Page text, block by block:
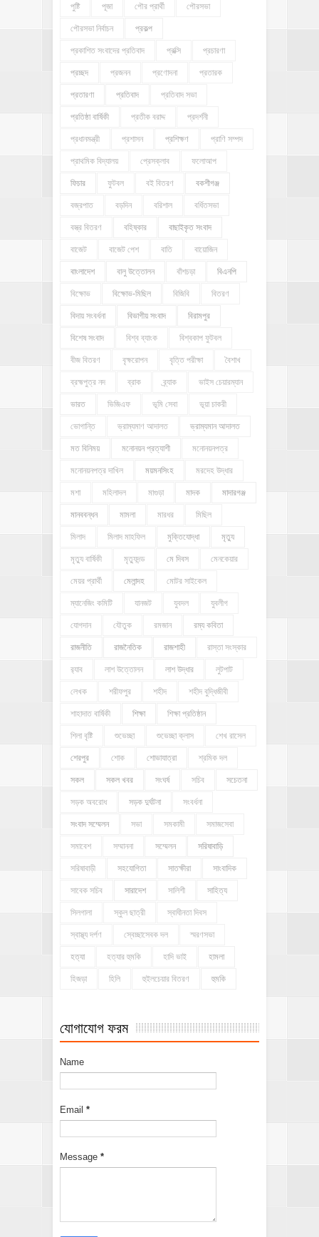
পুষ্টি পূজা পৌর প্রার্থী পৌরসভা
পৌরসভা নির্বাচন প্রকল্প
প্রকাশিত সংবাদের প্রতিবাদ প্রক্সি প্রচারণা
প্রচ্ছদ প্রজনন প্রণোদনা প্রতারক
প্রতারণা প্রতিবাদ প্রতিবাদ সভা
প্রতিষ্ঠা বার্ষিকী প্রতীক বরাদ্দ প্রদর্শনী
প্রধানমন্ত্রী প্রশাসন প্রশিক্ষণ প্রাণি সম্পদ
প্রাথমিক বিদ্যালয় প্রেসক্লাব ফলোআপ
ফিচার ফুটবল বই বিতরণ বকশীগঞ্জ
বজ্রপাত বড়দিন বরিশাল বর্ধিতসভা
বস্ত্র বিতরণ বহিষ্কার বাছাইকৃত সংবাদ
বাজেট বাজেট পেশ বাতি বায়োজিন
বাংলাদেশ বালু উত্তোলন বাঁশচড়া বিএনপি
বিক্ষোভ বিক্ষোভ-মিছিল বিজিবি বিতরণ
বিদায় সংবর্ধনা বিভাগীয় সংবাদ বিরামপুর
বিশেষ সংবাদ বিশ্ব ব্যাংক বিশ্বকাপ ফুটবল
বীজ বিতরণ বৃক্ষরোপন বৃত্তি পরীক্ষা বৈশাখ
ব্রহ্মপুত্র নদ ব্রাক ব্র্যাক ভাইস চেয়ারম্যান
ভারত ভিজিএফ ভূমি সেবা ভূয়া চাকরী
ভোগান্তি ভ্রাম্যমাণ আদালত ভ্রাম্যমান আদালত
মত বিনিময় মনোনয়ন প্রত্যাশী মনোনয়নপত্র
মনোনয়নপত্র দাখিল ময়মনসিংহ মরদেহ উদ্ধার
মশা মহিলাদল মাগুড়া মাদক মাদারগঞ্জ
মানববন্ধন মামলা মারধর মিছিল
মিলাদ মিলাদ মাহফিল মুক্তিযোদ্ধা মৃত্যু
মৃত্যু বার্ষিকী মৃত্যুদন্ড মে দিবস মেনকেয়ার
মেয়র প্রার্থী মেলান্দহ মোটর সাইকেল
ম্যানেজিং কমিটি যানজট যুবদল যুবলীগ
যোগদান যৌতুক রমজান রম্য কবিতা
রাজনীতি রাজনৈতিক রাজশাহী রাস্তা সংস্কার
র‍্যাব লাশ উত্তোলন লাশ উদ্ধার লুটপাট
লেখক শরীফপুর শহীদ শহীদ বুদ্ধিজীবী
শাহাদাত বার্ষিকী শিক্ষা শিক্ষা প্রতিষ্ঠান
শিলা বৃষ্টি শুভেচ্ছা শুভেচ্ছা ক্লাস শেখ রাসেল
শেরপুর শোক শোভাযাত্রা শ্রমিক দল
সকল সকল খবর সংঘর্ষ সচিব সচেতনা
সড়ক অবরোধ সড়ক দুর্ঘটনা সংবর্ধনা
সংবাদ সম্মেলন সভা সমকামী সমাজসেবা
সমাবেশ সম্মাননা সম্মেলন সরিষাবাড়ি
সরিষাবাড়ী সহযোগিতা সাতক্ষীরা সাংবাদিক
সাবেক সচিব সারাদেশ সালিশী সাহিত্য
সিলগালা স্কুল ছাত্রী স্বাধীনতা দিবস
স্বাস্থ্য দর্পণ স্বেচ্ছাসেবক দল স্মরণসভা
হত্যা হত্যার হুমকি হাদি ভাই হামলা
হিজড়া হিলি হুইলচেয়ার বিতরণ হুমকি
যোগাযোগ ফরম
Name
Email *
Message *